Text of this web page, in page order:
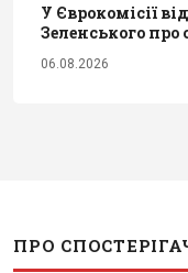
У Єврокомісії
Зеленського про
06.08.2026
ПРО